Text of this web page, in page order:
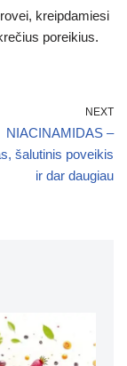
kreipdamiesi
poreikius.
NEXT
NIACINAMIDAS –
šalutinis poveikis
ir dar daugiau